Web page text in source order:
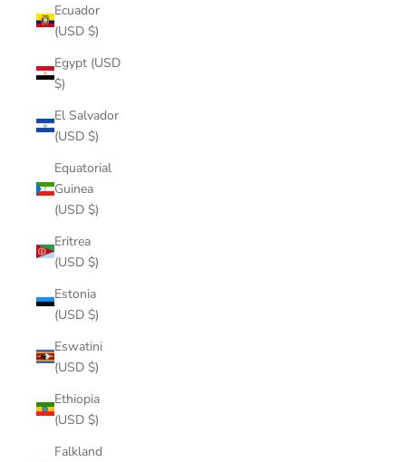
Ecuador
(USD $)
Egypt (USD
$)
El Salvador
(USD $)
Equatorial
Guinea
(USD $)
Eritrea
(USD $)
Estonia
(USD $)
Eswatini
(USD $)
Ethiopia
(USD $)
Falkland